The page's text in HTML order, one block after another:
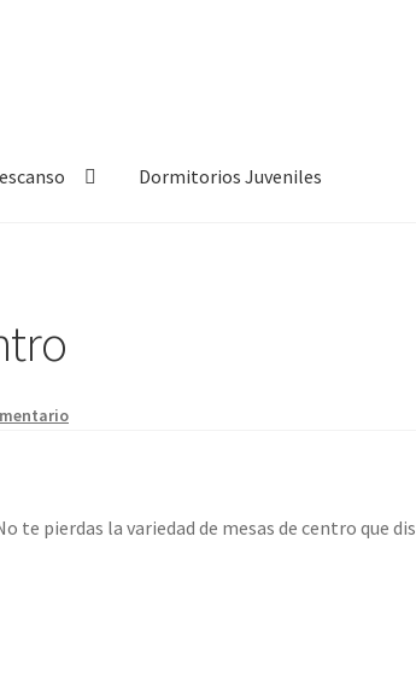
Dormitorios Juveniles
te pierdas la variedad de mesas de centro que